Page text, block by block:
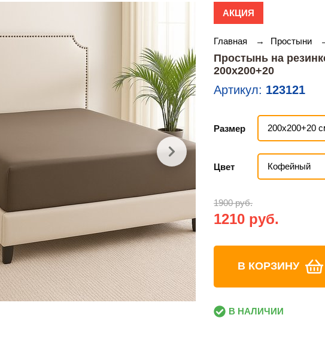
АКЦИЯ
Главная → Простыни
Простынь на
200х200+20
Артикул: 123121
Размер 200х200+20
Цвет Кофейный
1900 руб.
1210 руб.
В КОРЗИНУ
В НАЛИЧИИ